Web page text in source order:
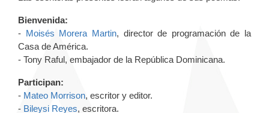
Bienvenida:
- Moisés Morera Martin, director de programación de la
Casa de América.
- Tony Raful, embajador de la República Dominicana.
Participan:
- Mateo Morrison, escritor y editor.
- Bileysi Reyes, escritora.